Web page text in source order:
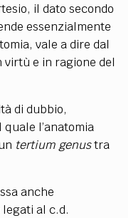
il dato secondo
essenzialmente
vale a dire dal
virtù e in ragione del
di dubbio,
l’anatomia
tertium genustra
anche
al c.d.